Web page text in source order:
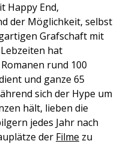
Happy End,
der Möglichkeit, selbst
Grafschaft mit
hat
rund 100
und ganze 65
sich der Hype um
hält, lieben die
jedes Jahr nach
der Filme zu